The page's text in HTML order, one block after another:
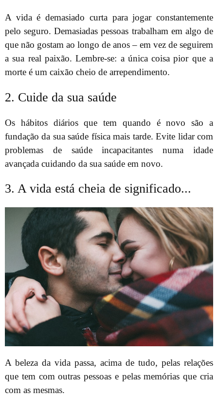
A vida é demasiado curta para jogar constantemente
pelo seguro. Demasiadas pessoas trabalham em algo de
que não gostam ao longo de anos – em vez de seguirem
a sua real paixão. Lembre-se: a única coisa pior que a
morte é um caixão cheio de arrependimento.
2. Cuide da sua saúde
Os hábitos diários que tem quando é novo são a
fundação da sua saúde física mais tarde. Evite lidar com
problemas de saúde incapacitantes numa idade
avançada cuidando da sua saúde em novo.
3. A vida está cheia de significado...
A beleza da vida passa, acima de tudo, pelas relações
que tem com outras pessoas e pelas memórias que cria
com as mesmas.